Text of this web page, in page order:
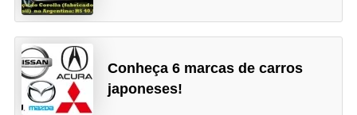
Conheça 6 marcas de carros
japoneses!
s
e
g
u
r